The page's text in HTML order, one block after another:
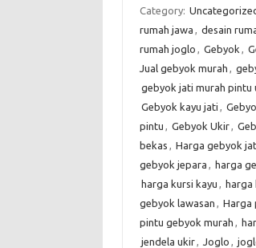
Category:
rumah jawa , desain
rumah joglo , Gebyok ,
Jual gebyok murah ,
gebyok jati murah pintu
Gebyok kayu jati ,
pintu , Gebyok Ukir,
bekas , Harga gebyok
gebyok jepara , harga
harga kursi kayu , harga
gebyok lawasan , Harga
pintu gebyok murah ,
jendela ukir, Joglo ,